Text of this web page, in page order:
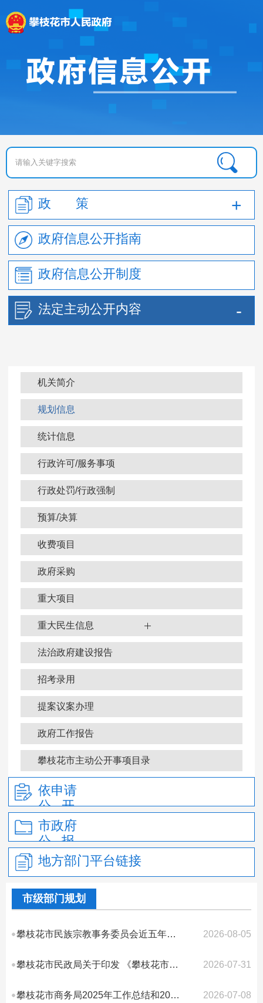
政 策
政府信息公开指南
政府信息公开制度
法定主动公开内容
机关简介
规划信息
统计信息
行政许可/服务事项
行政处罚/行政强制
预算/决算
收费项目
政府采购
重大项目
重大民生信息
法治政府建设报告
招考录用
提案议案办理
政府工作报告
攀枝花市主动公开事项目录
政府信息公开年报
依申请
公 开
市政府
公 报
地方部门平台链接
市级部门规划
攀枝花市民族宗教事务委员会近五年工作总结和未来五年目标任务 2026-08-05
攀枝花市民政局关于印发 《攀枝花市社会组织简易注销登记程序指引（试行）》的... 2026-07-31
攀枝花市商务局2025年工作总结和2026年工作安排 2026-07-08